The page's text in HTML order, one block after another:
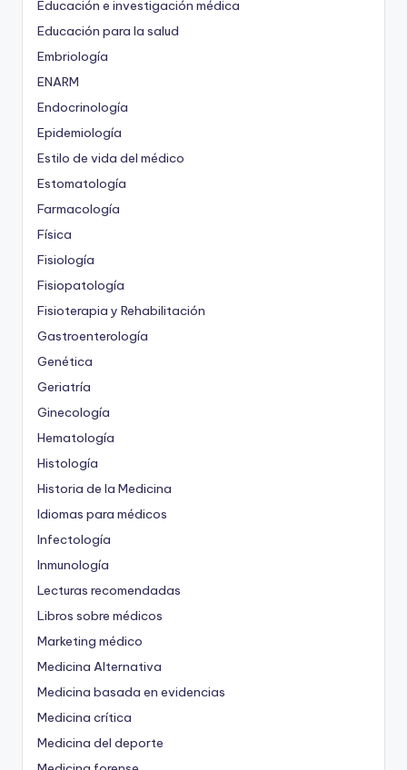
Educación e investigación médica
Educación para la salud
Embriología
ENARM
Endocrinología
Epidemiología
Estilo de vida del médico
Estomatología
Farmacología
Física
Fisiología
Fisiopatología
Fisioterapia y Rehabilitación
Gastroenterología
Genética
Geriatría
Ginecología
Hematología
Histología
Historia de la Medicina
Idiomas para médicos
Infectología
Inmunología
Lecturas recomendadas
Libros sobre médicos
Marketing médico
Medicina Alternativa
Medicina basada en evidencias
Medicina crítica
Medicina del deporte